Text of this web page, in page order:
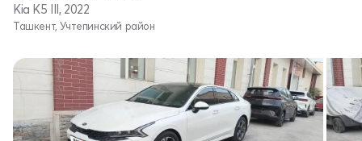
Kia K5 III, 2022
Ташкент, Учтепинский район